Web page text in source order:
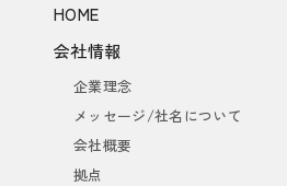
HOME
会社情報
企業理念
メッセージ/社名について
会社概要
拠点